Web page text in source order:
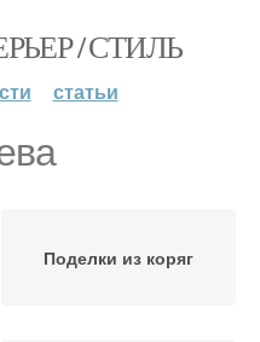
/ СТИЛЬ
статьи
Поделки из коряг